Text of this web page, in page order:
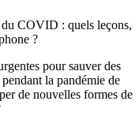
COVID : quels leçons,
?
pour sauver des
la pandémie de
de nouvelles formes de